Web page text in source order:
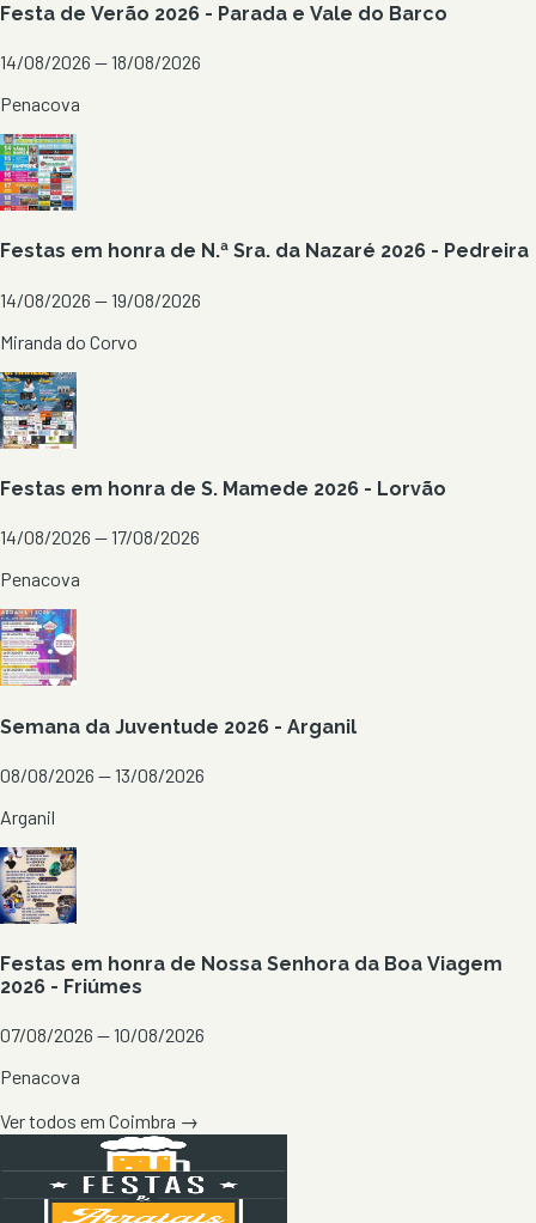
Festa de Verão 2026 - Parada e Vale do Barco
14/08/2026 — 18/08/2026
Penacova
Festas em honra de N.ª Sra. da Nazaré 2026 - Pedreira
14/08/2026 — 19/08/2026
Miranda do Corvo
Festas em honra de S. Mamede 2026 - Lorvão
14/08/2026 — 17/08/2026
Penacova
Semana da Juventude 2026 - Arganil
08/08/2026 — 13/08/2026
Arganil
Festas em honra de Nossa Senhora da Boa Viagem
2026 - Friúmes
07/08/2026 — 10/08/2026
Penacova
Ver todos em Coimbra →